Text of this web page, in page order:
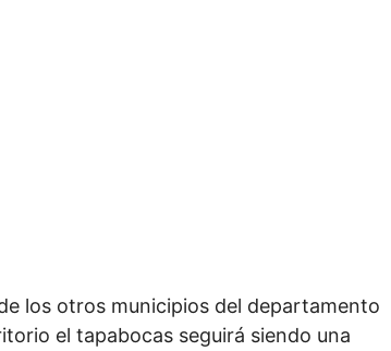
los otros municipios del departamento
el tapabocas seguirá siendo una